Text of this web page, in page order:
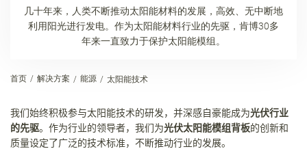
几十年来，人类不断推动太阳能材料的发展，高效、无中断地
利用阳光进行发电。作为太阳能材料行业的先驱，肯博30多
年来一直致力于保护太阳能模组。
首页 解决方案 能源 太阳能技术
我们始终积极参与太阳能技术的研发，并深感自豪能成为光伏行业
的先驱。作为行业的领导者，我们为光伏太阳能模组背板的创新和
质量设定了广泛的技术标准，不断推动行业的发展。